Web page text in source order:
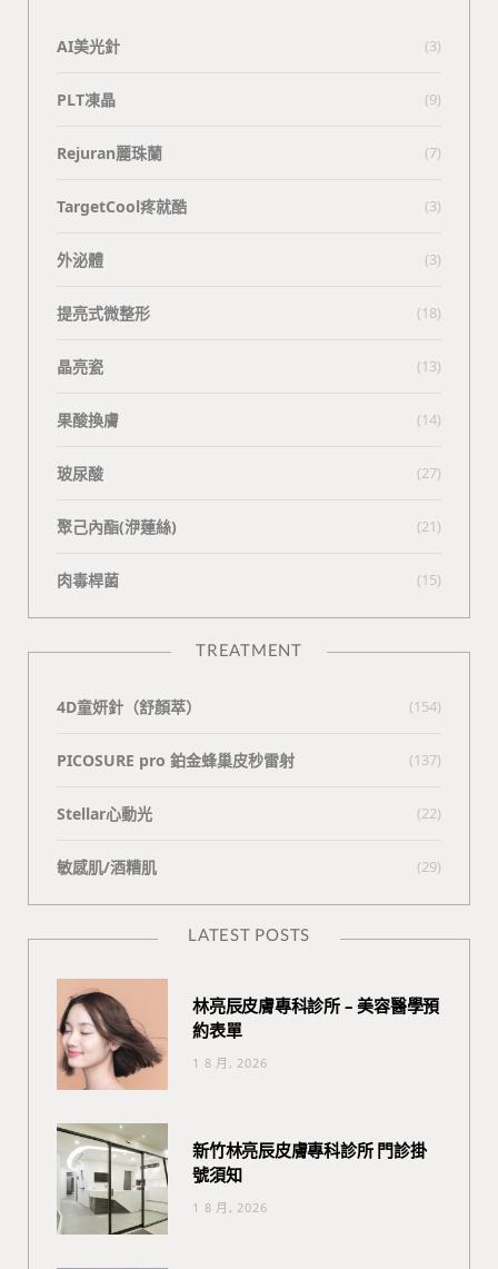
AI美光針 (3)
PLT凍晶 (9)
Rejuran麗珠蘭 (7)
TargetCool疼就酷 (3)
外泌體 (3)
提亮式微整形 (18)
晶亮瓷 (13)
果酸換膚 (14)
玻尿酸 (27)
聚己內酯(洢蓮絲) (21)
肉毒桿菌 (15)
TREATMENT
4D童妍針（舒顏萃） (154)
PICOSURE pro 鉑金蜂巢皮秒雷射 (137)
Stellar心動光 (22)
敏感肌/酒糟肌 (29)
LATEST POSTS
林亮辰皮膚專科診所 – 美容醫學預
約表單
1 8 月, 2026
新竹林亮辰皮膚專科診所 門診掛
號須知
1 8 月, 2026